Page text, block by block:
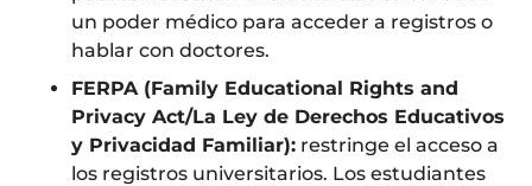
un poder médico para acceder a registros o
hablar con doctores.
FERPA (Family Educational Rights and
Privacy Act/La Ley de Derechos Educativos
y Privacidad Familiar): restringe el acceso a
los registros universitarios. Los estudiantes